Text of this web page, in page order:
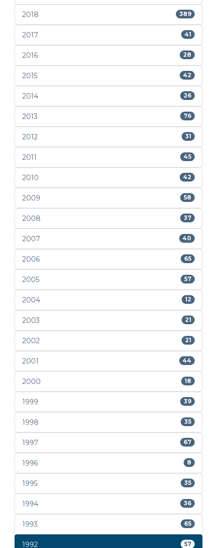
2018 389
2017 41
2016 28
2015 42
2014 26
2013 76
2012 31
2011 45
2010 42
2009 58
2008 37
2007 40
2006 65
2005 57
2004 12
2003 21
2002 21
2001 44
2000 18
1999 39
1998 35
1997 67
1996 8
1995 35
1994 36
1993 65
1992 57